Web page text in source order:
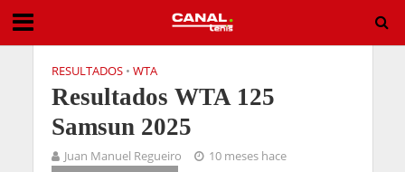
RESULTADOS • WTA
Resultados WTA 125
Samsun 2025
Juan Manuel Regueiro
10 meses hace